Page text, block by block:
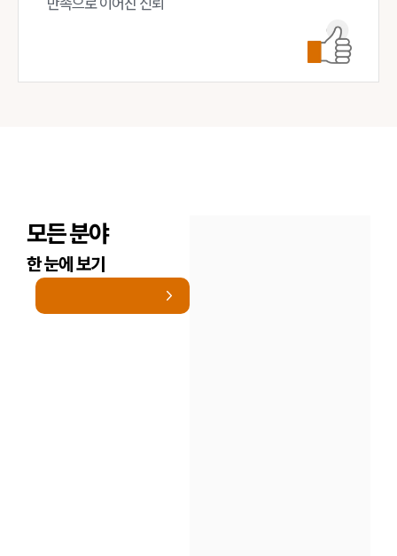
모든 분야
한 눈에 보기